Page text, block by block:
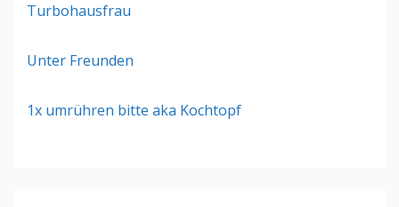
Turbohausfrau
Unter Freunden
1x umrühren bitte aka Kochtopf